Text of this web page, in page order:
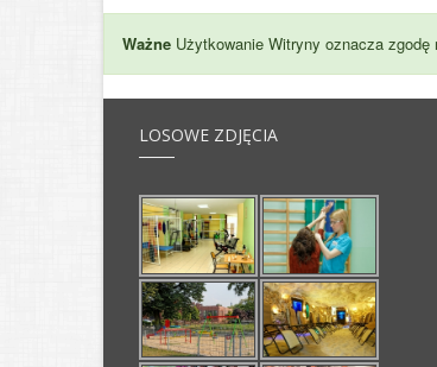
Ważne Użytkowanie Witryny oznacza
LOSOWE ZDJĘCIA